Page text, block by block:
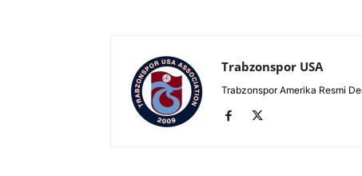
Trabzonspor USA
Trabzonspor Amerika Resmi